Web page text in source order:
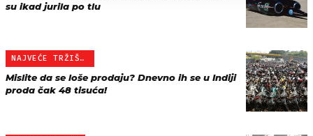
su ikad jurila po tlu
NAJVEĆE TRŽIŠTE MOTOCIKA…
Mislite da se loše prodaju? Dnevno ih se u Indiji
proda čak 48 tisuća!